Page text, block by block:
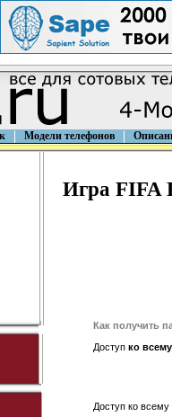
Модели телефонов
Игра FIFA
Как получить
Доступ ко
Доступ ко всему